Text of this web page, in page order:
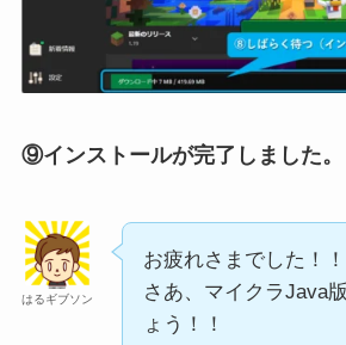
⑨インストールが完了しました。
はるギブソン
お疲れさまでした！！
さあ、マイクラJava
ょう！！